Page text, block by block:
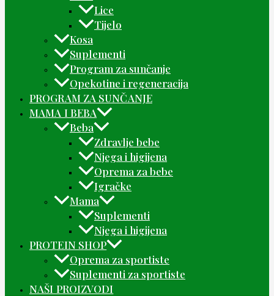
Lice
Tijelo
Kosa
Suplementi
Program za sunčanje
Opekotine i regeneracija
PROGRAM ZA SUNČANJE
MAMA I BEBA
Beba
Zdravlje bebe
Njega i higijena
Oprema za bebe
Igračke
Mama
Suplementi
Njega i higijena
PROTEIN SHOP
Oprema za sportiste
Suplementi za sportiste
NAŠI PROIZVODI